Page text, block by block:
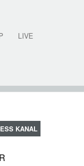
LIVE
KANAL